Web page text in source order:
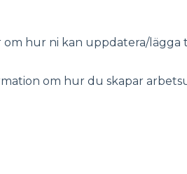
om hur ni kan uppdatera/
om hur du skapar